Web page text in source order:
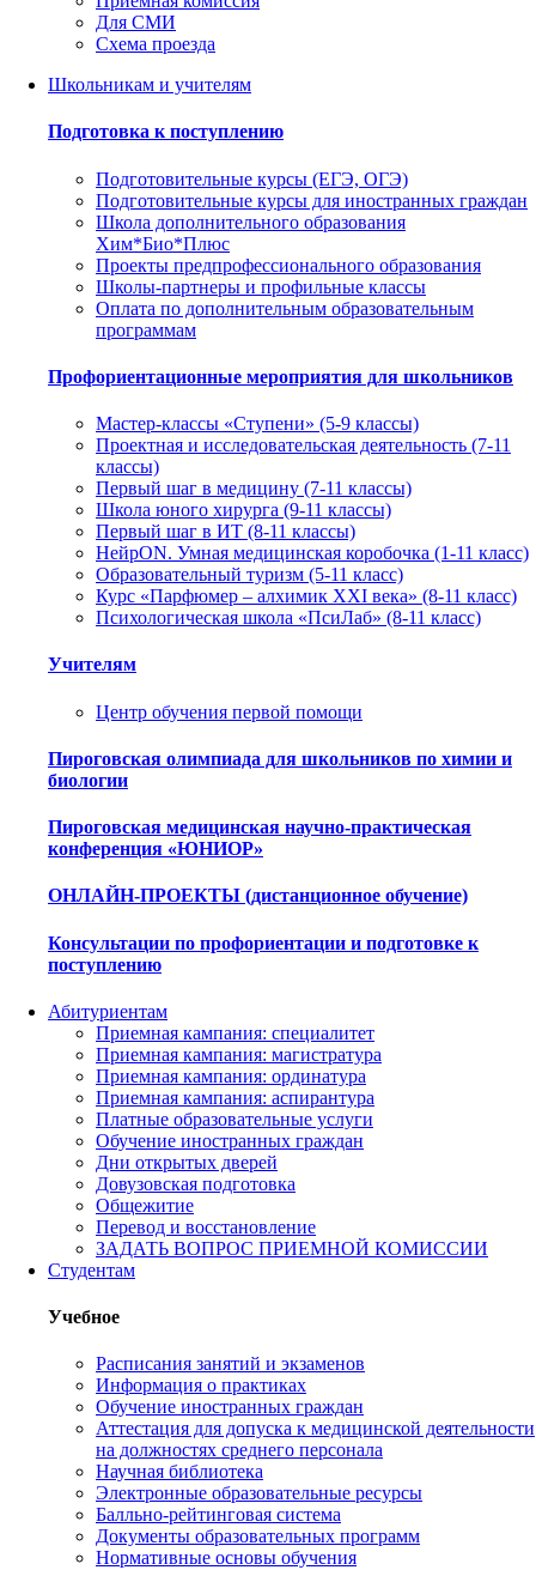
Для СМИ
Схема проезда
Школьникам и учителям
Подготовка к поступлению
Подготовительные курсы (ЕГЭ, ОГЭ)
Подготовительные курсы для иностранных граждан
Школа дополнительного образования
Хим*Био*Плюс
Проекты предпрофессионального образования
Школы-партнеры и профильные классы
Оплата по дополнительным образовательным
программам
Профориентационные мероприятия для школьников
Мастер-классы «Ступени» (5-9 классы)
Проектная и исследовательская деятельность (7-11
классы)
Первый шаг в медицину (7-11 классы)
Школа юного хирурга (9-11 классы)
Первый шаг в ИТ (8-11 классы)
НейрON. Умная медицинская коробочка (1-11 класс)
Образовательный туризм (5-11 класс)
Курс «Парфюмер – алхимик XXI века» (8-11 класс)
Психологическая школа «ПсиЛаб» (8-11 класс)
Учителям
Центр обучения первой помощи
Пироговская олимпиада для школьников по химии и
биологии
Пироговская медицинская научно-практическая
конференция «ЮНИОР»
ОНЛАЙН-ПРОЕКТЫ (дистанционное обучение)
Консультации по профориентации и подготовке к
поступлению
Абитуриентам
Приемная кампания: специалитет
Приемная кампания: магистратура
Приемная кампания: ординатура
Приемная кампания: аспирантура
Платные образовательные услуги
Обучение иностранных граждан
Дни открытых дверей
Довузовская подготовка
Общежитие
Перевод и восстановление
ЗАДАТЬ ВОПРОС ПРИЕМНОЙ КОМИССИИ
Студентам
Учебное
Расписания занятий и экзаменов
Информация о практиках
Обучение иностранных граждан
Аттестация для допуска к медицинской деятельности
на должностях среднего персонала
Научная библиотека
Электронные образовательные ресурсы
Балльно-рейтинговая система
Документы образовательных программ
Нормативные основы обучения